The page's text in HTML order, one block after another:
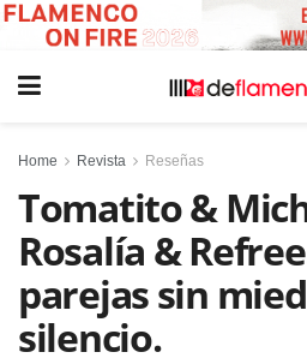
Home Revista Reseñas
Tomatito &
Rosalía &
parejas sin
silencio.